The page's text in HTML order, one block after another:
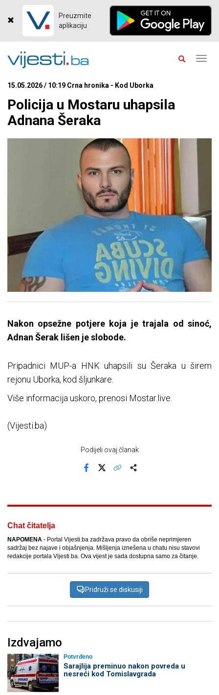
Preuzmite
aplikaciju
15.05.2026 / 10:19 Crna hronika - Kod Uborka
Policija u Mostaru uhapsila
Adnana Šeraka
Nakon opsežne potjere koja je trajala od sinoć,
Adnan Šerak lišen je slobode.
Pripadnici MUP-a HNK uhapsili su Šeraka u širem
rejonu Uborka, kod šljunkare.
Više informacija uskoro, prenosi Mostar.live.
(Vijesti.ba)
Podijeli ovaj članak
Chat čitatelja
NAPOMENA - Portal Vijesti.ba zadržava pravo da obriše neprimjeren
sadržaj bez najave i objašnjenja. Mišljenja iznešena u chatu nisu stavovi
redakcije portala Vijesti.ba. Ova vijest je sada dostupna samo za čitanje.
Pridruži se diskusiji
Izdvajamo
Potvrđeno
Sarajlija preminuo nakon povreda u
nesreći kod Tomislavgrada